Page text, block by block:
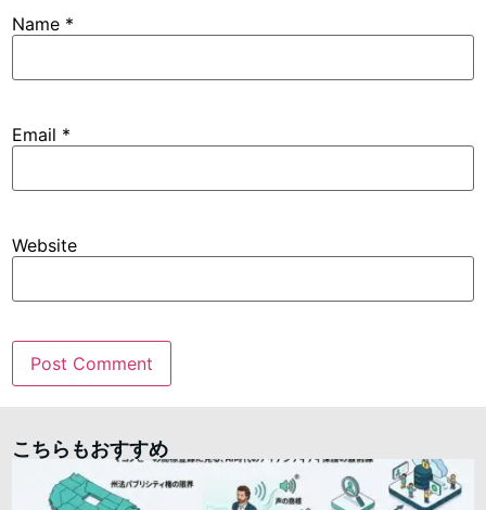
Name *
Email *
Website
こちらもおすすめ